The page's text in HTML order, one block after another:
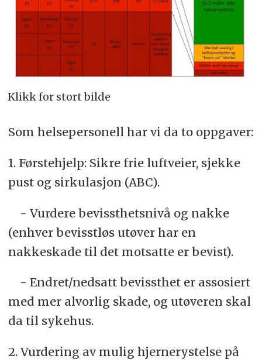
Klikk for stort bilde
Som helsepersonell har vi da to oppgaver:
1. Førstehjelp: Sikre frie luftveier, sjekke
pust og sirkulasjon (ABC).
- Vurdere bevissthetsnivå og nakke
(enhver bevisstløs utøver har en
nakkeskade til det motsatte er bevist).
- Endret/nedsatt bevissthet er assosiert
med mer alvorlig skade, og utøveren skal
da til sykehus.
2. Vurdering av mulig hjernerystelse på